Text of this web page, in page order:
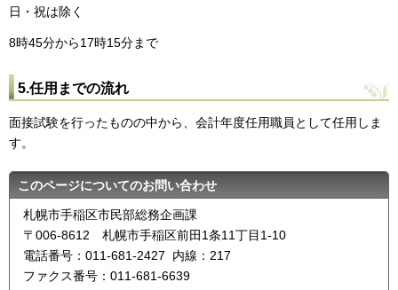
日・祝は除く
8時45分から17時15分まで
5.任用までの流れ
面接試験を行ったものの中から、会計年度任用職員として任用しま
す。
このページについてのお問い合わせ
札幌市手稲区市民部総務企画課
〒006-8612 札幌市手稲区前田1条11丁目1-10
電話番号：011-681-2427 内線：217
ファクス番号：011-681-6639